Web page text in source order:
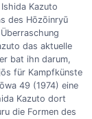
Kazuto
des Hōzōinryū
das aktuelle
bat ihn darum,
für Kampfkünste
49 (1974) eine
Kazuto dort
die Formen des